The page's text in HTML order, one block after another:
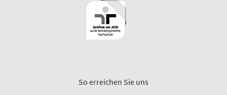
So erreichen Sie uns